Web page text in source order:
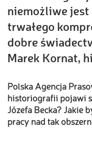
niemożliwe jest
trwałego
dobre
Marek Kornat,
Polska Agencja
historiografii pojawi
Józefa Becka? Jakie
pracy nad tak